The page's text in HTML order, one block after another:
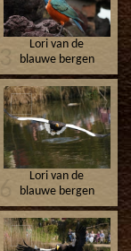
3
Lori van de
blauwe bergen
6
Lori van de
blauwe bergen